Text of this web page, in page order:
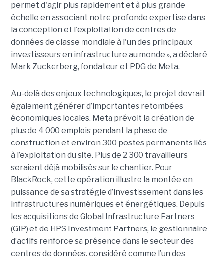
permet d'agir plus rapidement et à plus grande
échelle en associant notre profonde expertise dans
la conception et l'exploitation de centres de
données de classe mondiale à l'un des principaux
investisseurs en infrastructure au monde », a déclaré
Mark Zuckerberg, fondateur et PDG de Meta.
Au-delà des enjeux technologiques, le projet devrait
également générer d’importantes retombées
économiques locales. Meta prévoit la création de
plus de 4 000 emplois pendant la phase de
construction et environ 300 postes permanents liés
à l’exploitation du site. Plus de 2 300 travailleurs
seraient déjà mobilisés sur le chantier. Pour
BlackRock, cette opération illustre la montée en
puissance de sa stratégie d’investissement dans les
infrastructures numériques et énergétiques. Depuis
les acquisitions de Global Infrastructure Partners
(GIP) et de HPS Investment Partners, le gestionnaire
d’actifs renforce sa présence dans le secteur des
centres de données, considéré comme l’un des